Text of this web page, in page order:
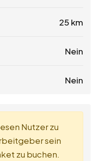
25 km
Nein
Nein
Nutzer zu
sein
zu buchen.